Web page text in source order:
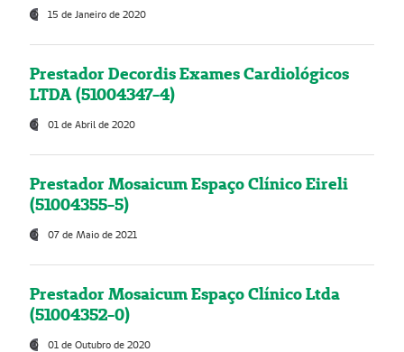
15 de Janeiro de 2020
Prestador Decordis Exames Cardiológicos
LTDA (51004347-4)
01 de Abril de 2020
Prestador Mosaicum Espaço Clínico Eireli
(51004355-5)
07 de Maio de 2021
Prestador Mosaicum Espaço Clínico Ltda
(51004352-0)
01 de Outubro de 2020